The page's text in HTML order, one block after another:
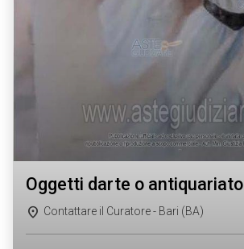
oggetti darte o antiquariato
Contattare il Curatore - Bari (BA)